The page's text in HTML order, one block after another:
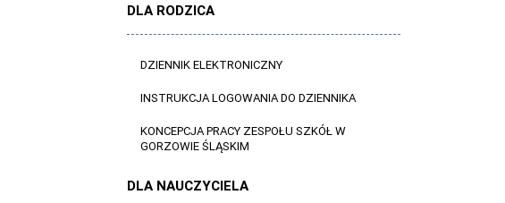
DLA RODZICA
DZIENNIK ELEKTRONICZNY
INSTRUKCJA LOGOWANIA DO DZIENNIKA
KONCEPCJA PRACY ZESPOŁU SZKÓŁ W
GORZOWIE ŚLĄSKIM
DLA NAUCZYCIELA